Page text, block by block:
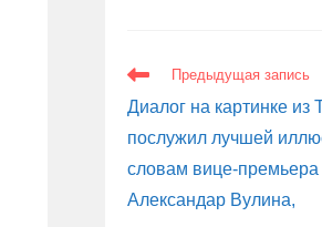
ЕЩЕ
СТАТЬИ
Предыдущая запись
Диалог на картинке из
послужил лучшей
словам вице-
Александар Вулина,